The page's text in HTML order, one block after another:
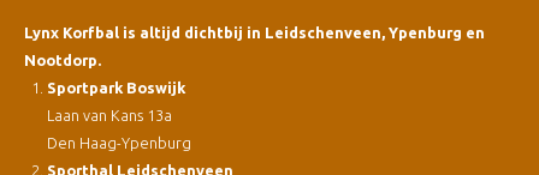
Lynx Korfbal is altijd dichtbij in Leidschenveen, Ypenburg en
Nootdorp.
Sportpark Boswijk
Laan van Kans 13a
Den Haag-Ypenburg
Sporthal Leidschenveen